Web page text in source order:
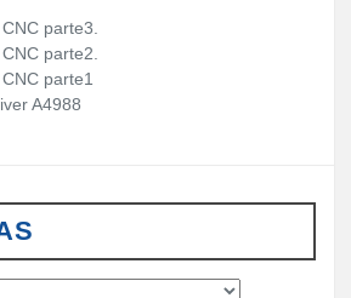
parte3.
parte2.
parte1
A4988